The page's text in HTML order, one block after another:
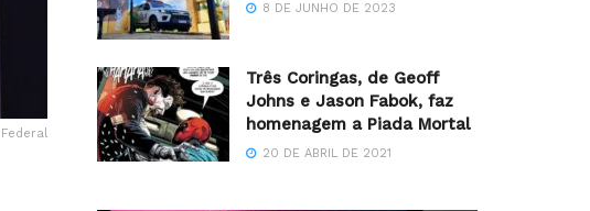
8 DE JUNHO DE 2023
Três Coringas, de Geoff
Johns e Jason Fabok, faz
homenagem a Piada Mortal
20 DE ABRIL DE 2021